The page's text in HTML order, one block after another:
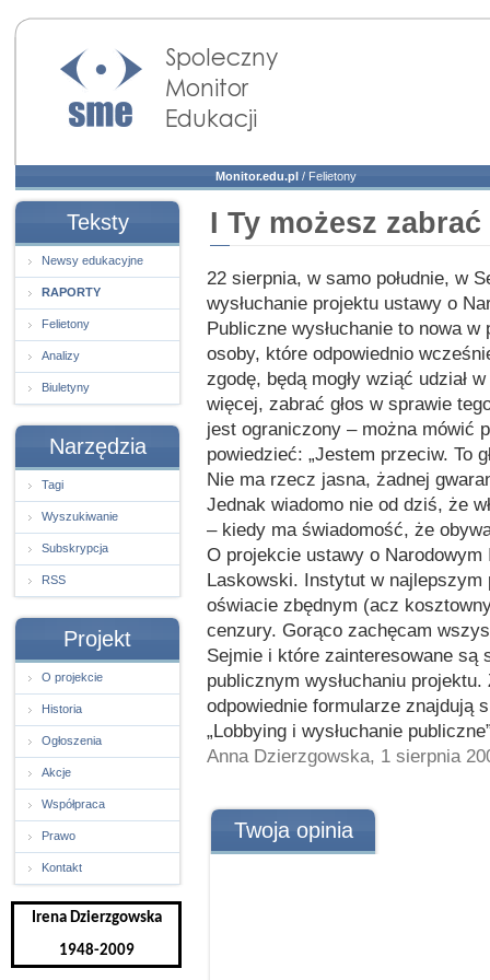
Społeczny Monitor
Edukacji
Monitor.edu.pl / Felietony
Teksty
Newsy edukacyjne
RAPORTY
Felietony
Analizy
Biuletyny
Narzędzia
Tagi
Wyszukiwanie
Subskrypcja
RSS
Projekt
O projekcie
Historia
Ogłoszenia
Akcje
Współpraca
Prawo
Kontakt
Irena Dzierzgowska
1948-2009
I Ty możesz
22 sierpnia, w samo południe, w
wysłuchanie projektu ustawy o
Publiczne wysłuchanie to nowa
osoby, które odpowiednio
zgodę, będą mogły wziąć udział
więcej, zabrać głos w sprawie
jest ograniczony – można mówić
powiedzieć: „Jestem przeciw. To
Nie ma rzecz jasna, żadnej
Jednak wiadomo nie od dziś, że
– kiedy ma świadomość, że
O projekcie ustawy o
Laskowski. Instytut w
oświacie zbędnym (acz
cenzury. Gorąco zachęcam
Sejmie i które zainteresowane są
publicznym wysłuchaniu projektu.
odpowiednie formularze znajdują
„Lobbying i wysłuchanie
Anna Dzierzgowska, 1 sierpnia
Twoja opinia